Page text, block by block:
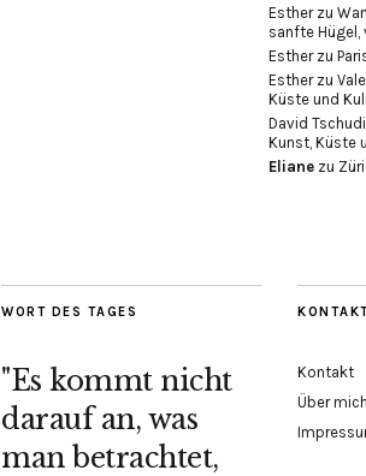
Estherzu
sanfte Hügel,
Estherzu
Estherzu
Küste und
David Tschudi
Kunst, Küste
Eliane zu
WORT DES TAGES
"Es kommt nicht
darauf an, was
man betrachtet,
Kontakt
Über mich